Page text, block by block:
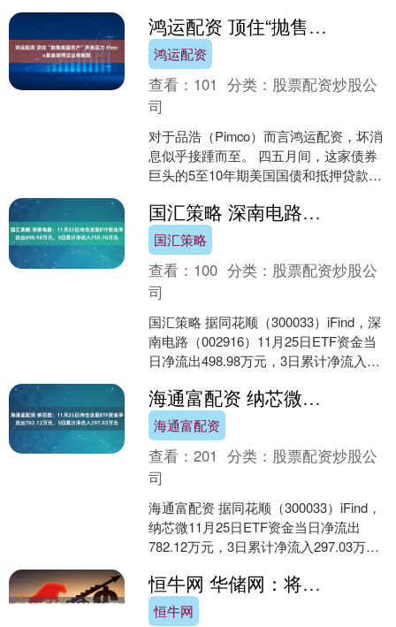
动。这种互动并非指花哨的....鸿运配资 顶住“抛售美国资产”声浪压力 Pimco靠美债押注出奇制胜
鸿运配资
查看： 101 分类： 股票配资炒股公
司
对于品浩（Pimco）而言鸿运配资，坏消
息似乎接踵而至。 四五月间，这家债券
巨头的5至10年期美国国债和抵押贷款头
普的惩罚性....
国汇策略 深南电路：11月25日持仓该股ETF资金净流出498.98万元，3日累计净流入759.76万元
国汇策略
查看： 100 分类： 股票配资炒股公
司
国汇策略 据同花顺（300033）iFind，深
南电路（002916）11月25日ETF资金当
日净流出498.98万元，3日累计净流入
海通富配资 纳芯微：11月25日持仓该股ETF资金净流出782.12万元，3日累计净流入297.03万元
海通富配资
查看：201 分类： 股票配资炒股公
司
海通富配资 据同花顺（300033）iFind，
纳芯微11月25日ETF资金当日净流出
782.12万元，3日累计净流入297.03万
恒牛网 华储网：将于12月15日开展中央储备冻猪肉轮换出库竞价交易
恒牛网